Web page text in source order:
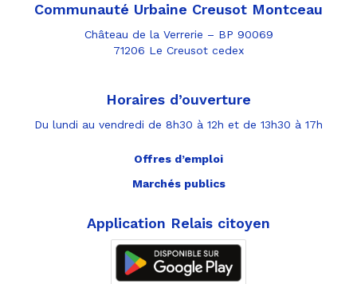
Communauté Urbaine Creusot Montceau
Château de la Verrerie – BP 90069
71206 Le Creusot cedex
Horaires d’ouverture
Du lundi au vendredi de 8h30 à 12h et de 13h30 à 17h
Offres d’emploi
Marchés publics
Application Relais citoyen